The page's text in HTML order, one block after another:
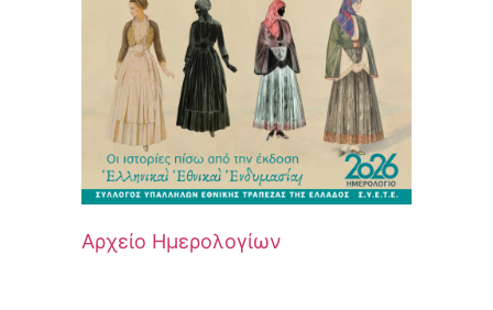
Αρχείο Ημερολογίων